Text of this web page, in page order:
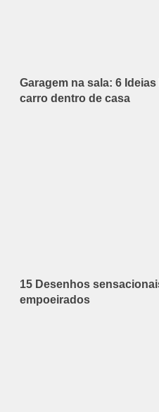
Garagem na sala: 6
carro dentro de casa
15 Desenhos
empoeirados